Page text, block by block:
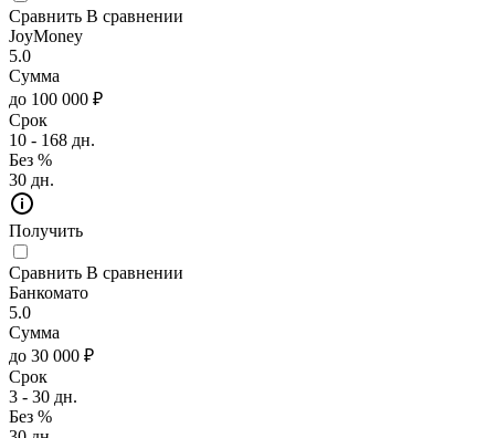
Сравнить В сравнении
JoyMoney
5.0
Сумма
до 100 000 ₽
Срок
10 - 168 дн.
Без %
30 дн.
Получить
Сравнить В сравнении
Банкомато
5.0
Сумма
до 30 000 ₽
Срок
3 - 30 дн.
Без %